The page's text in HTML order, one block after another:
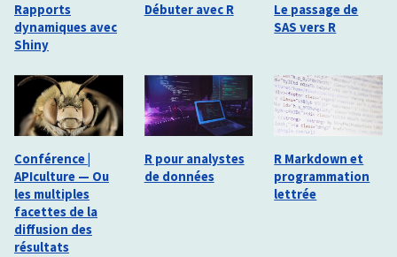
Rapports
dynamiques avec
Shiny
Débuter avec R
Le passage de
SAS vers R
Conférence |
APIculture — Ou
les multiples
facettes de la
diffusion des
résultats
R pour analystes
de données
R Markdown et
programmation
lettrée